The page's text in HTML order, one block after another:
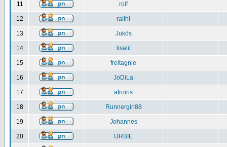
11 rolf
12 ralthi
13 Jukös
14 lisalit
15 freitagnie
16 JoDiLa
17 afroiris
18 Runnergirl88
19 Johannes
20 URBIE